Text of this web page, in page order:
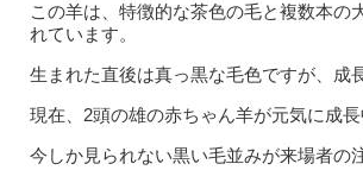
この羊は、特徴的な茶色の毛と複数本
れています。
生まれた直後は真っ黒な毛色ですが、成
現在、2頭の雄の赤ちゃん羊が元気に成長
今しか見られない黒い毛並みが来場者の